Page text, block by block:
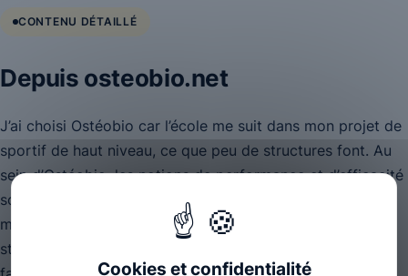
CONTENU DÉTAILLÉ
Depuis osteobio.net
J’ai choisi Ostéobio car l’école me suit dans mon projet de
sportif de haut niveau, ce que peu de structures font. Au
sein d’Ostéobio, les notions de performance et d’efficacité
sont prépondérantes. Envisageant une carrière dans le
milieu du rugby, l’école nous fait bénéficier de nombreux
stages dans le milieu sportif ce qui nous permet de nous